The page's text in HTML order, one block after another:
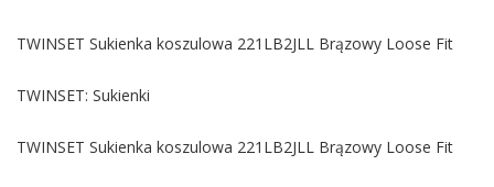
TWINSET Sukienka koszulowa 221LB2JLL Brązowy Loose Fit
TWINSET: Sukienki
TWINSET Sukienka koszulowa 221LB2JLL Brązowy Loose Fit